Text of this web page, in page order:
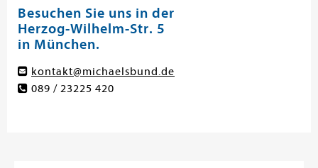
Besuchen Sie uns in der
Herzog-Wilhelm-Str. 5
in München.
kontakt@michaelsbund.de
089 / 23225 420